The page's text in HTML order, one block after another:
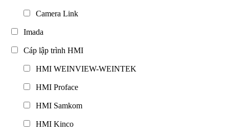
Camera Link
Imada
Cáp lập trình HMI
HMI WEINVIEW-WEINTEK
HMI Proface
HMI Samkom
HMI Kinco